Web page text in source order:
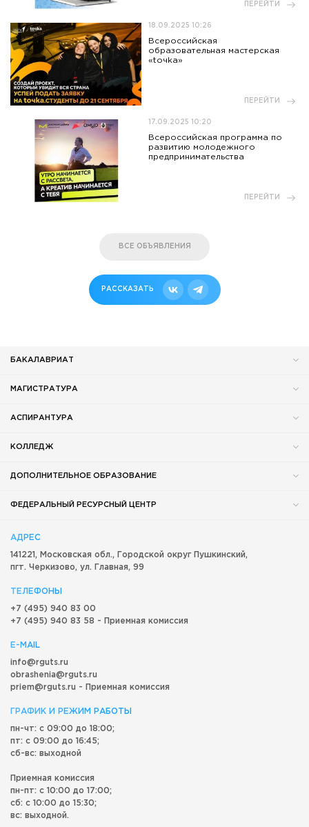
ПЕРЕЙТИ
18.09.2025 10:26
Всероссийская
образовательная мастерская
«toчka»
ПЕРЕЙТИ
17.09.2025 10:20
Всероссийская программа по
развитию молодежного
предпринимательства
ПЕРЕЙТИ
ВСЕ ОБЪЯВЛЕНИЯ
РАССКАЗАТЬ
БАКАЛАВРИАТ
МАГИСТРАТУРА
АСПИРАНТУРА
КОЛЛЕДЖ
ДОПОЛНИТЕЛЬНОЕ ОБРАЗОВАНИЕ
ФЕДЕРАЛЬНЫЙ РЕСУРСНЫЙ ЦЕНТР
АДРЕС
141221, Московская обл., Городской округ Пушкинский,
пгт. Черкизово, ул. Главная, 99
ТЕЛЕФОНЫ
+7 (495) 940 83 00
+7 (495) 940 83 58 - Приемная комиссия
E-MAIL
info@rguts.ru
obrashenia@rguts.ru
priem@rguts.ru - Приемная комиссия
ГРАФИК И РЕЖИМ РАБОТЫ
пн-чт: с 09:00 до 18:00;
пт: с 09:00 до 16:45;
сб-вс: выходной
Приемная комиссия
пн-пт: с 10:00 до 17:00;
сб: с 10:00 до 15:30;
вс: выходной.